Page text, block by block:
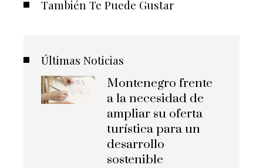
También Te Puede Gustar
Últimas Noticias
Montenegro frente
a la necesidad de
ampliar su oferta
turística para un
desarrollo
sostenible